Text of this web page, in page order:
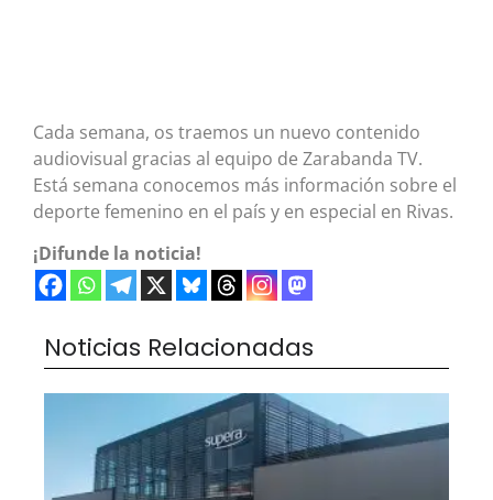
Cada semana, os traemos un nuevo contenido
audiovisual gracias al equipo de Zarabanda TV.
Está semana conocemos más información sobre el
deporte femenino en el país y en especial en Rivas.
¡Difunde la noticia!
Noticias Relacionadas